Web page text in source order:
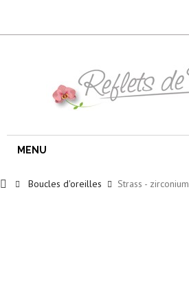
MENU
Boucles d'oreilles Strass - zirconium